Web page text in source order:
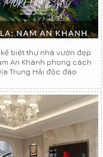
biệt thự nhà vườn đẹp
An Khánh phong cách
Trung Hải độc đáo